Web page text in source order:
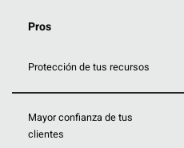
Pros
Protección de tus recursos
Mayor confianza de tus
clientes